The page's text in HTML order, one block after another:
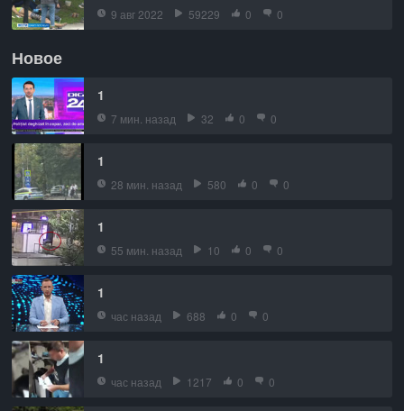
9 авг 2022 59229 0 0
Новое
1
7 мин. назад 32 0 0
1
28 мин. назад 580 0 0
1
55 мин. назад 10 0 0
1
час назад 688 0 0
1
час назад 1217 0 0